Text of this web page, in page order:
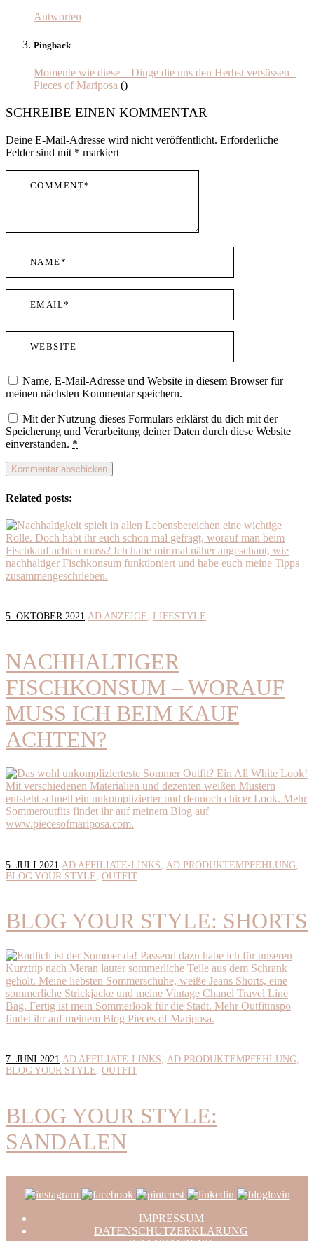
Antworten
Pingback
Momente wie diese – Dinge die uns den Herbst versüssen -
Pieces of Mariposa ()
SCHREIBE EINEN KOMMENTAR
Deine E-Mail-Adresse wird nicht veröffentlicht. Erforderliche
Felder sind mit * markiert
Name, E-Mail-Adresse und Website in diesem Browser für
meinen nächsten Kommentar speichern.
Mit der Nutzung dieses Formulars erklärst du dich mit der
Speicherung und Verarbeitung deiner Daten durch diese Website
einverstanden. *
Related posts:
5. OKTOBER 2021 AD ANZEIGE LIFESTYLE
NACHHALTIGER
FISCHKONSUM – WORAUF
MUSS ICH BEIM KAUF
ACHTEN?
5. JULI 2021 AD AFFILIATE-LINKS
AD PRODUKTEMPFEHLUNG
BLOG YOUR STYLE OUTFIT
BLOG YOUR STYLE: SHORTS
7. JUNI 2021 AD AFFILIATE-LINKS AD PRODUKTEMPFEHLUNG
BLOG YOUR STYLE OUTFIT
BLOG YOUR STYLE:
SANDALEN
IMPRESSUM
DATENSCHUTZERKLÄRUNG